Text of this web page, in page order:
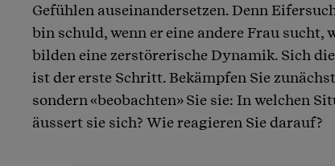
Gefühlen auseinandersetzen. Denn
bin schuld, wenn er eine andere Frau sucht,
bilden eine zerstörerische Dynamik. Sich
ist der erste Schritt. Bekämpfen Sie
sondern «beobachten» Sie sie: In welchen
äussert sie sich? Wie reagieren Sie darauf?